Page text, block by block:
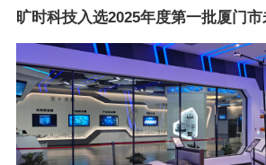
旷时科技入选2025年度第一批厦门